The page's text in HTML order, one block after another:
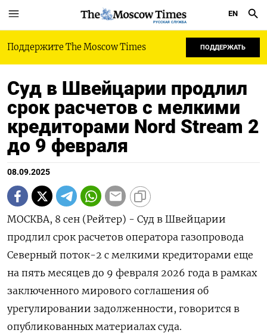
РУССКАЯ СЛУЖБА
EN
Поддержите The Moscow Times ПОДДЕРЖАТЬ
Суд в Швейцарии продлил
срок расчетов с мелкими
кредиторами Nord Stream 2
до 9 февраля
08.09.2025
МОСКВА, 8 сен (Рейтер) - Суд в Швейцарии
продлил срок расчетов оператора газопровода
Северный поток-2 с мелкими кредиторами еще
на пять месяцев до 9 февраля 2026 года в рамках
заключенного мирового соглашения об
урегулировании задолженности, говорится в
опубликованных материалах суда.